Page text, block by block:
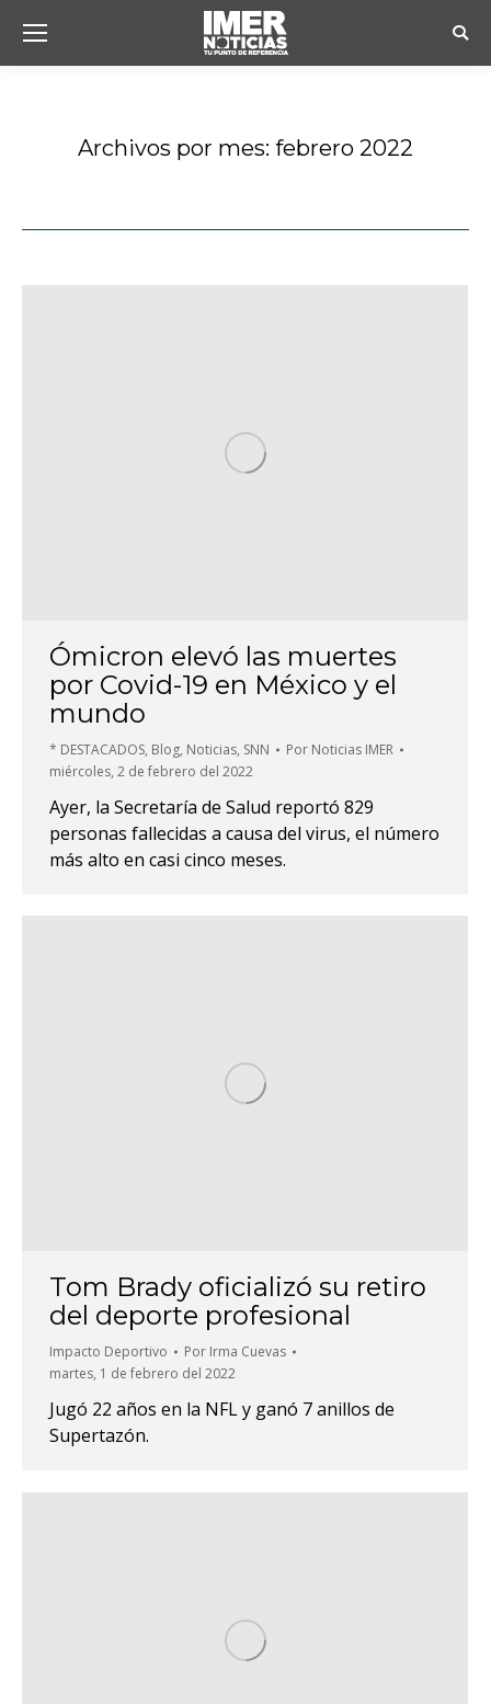
Archivos por mes: febrero 2022
Ómicron elevó las muertes
por Covid-19 en México y el
mundo
* DESTACADOS, Blog, Noticias, SNN Por Noticias IMER
miércoles, 2 de febrero del 2022
Ayer, la Secretaría de Salud reportó 829
personas fallecidas a causa del virus, el número
más alto en casi cinco meses.
Tom Brady oficializó su retiro
del deporte profesional
Impacto Deportivo Por Irma Cuevas
martes, 1 de febrero del 2022
Jugó 22 años en la NFL y ganó 7 anillos de
Supertazón.